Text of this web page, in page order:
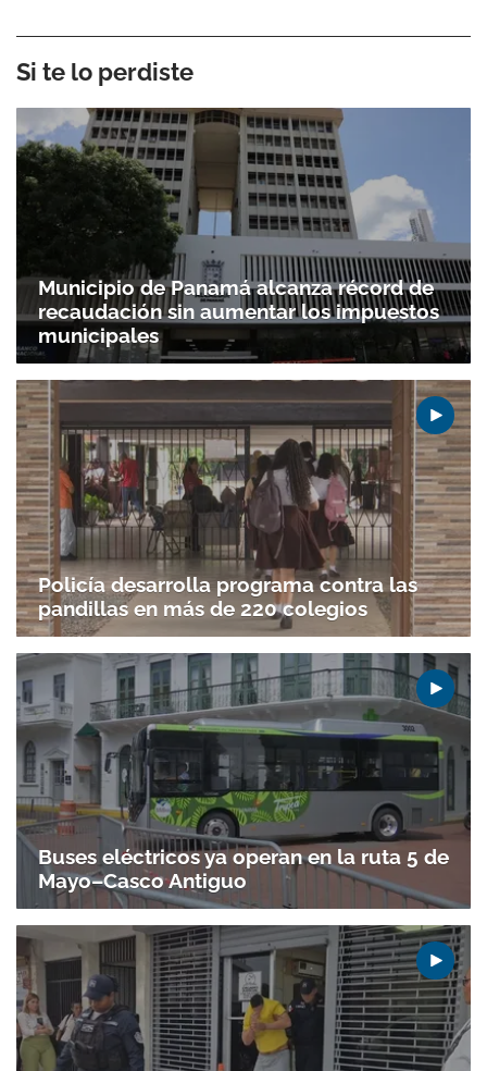
Si te lo perdiste
Municipio de Panamá alcanza récord de
recaudación sin aumentar los impuestos
municipales
Policía desarrolla programa contra las
pandillas en más de 220 colegios
Buses eléctricos ya operan en la ruta 5 de
Mayo–Casco Antiguo